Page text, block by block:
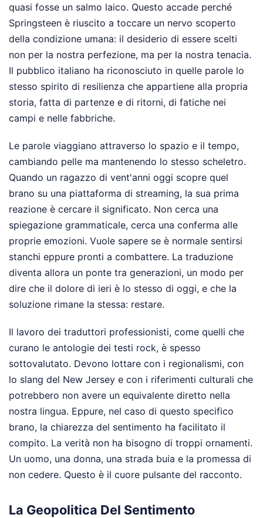
quasi fosse un salmo laico. Questo accade perché
Springsteen è riuscito a toccare un nervo scoperto
della condizione umana: il desiderio di essere scelti
non per la nostra perfezione, ma per la nostra tenacia.
Il pubblico italiano ha riconosciuto in quelle parole lo
stesso spirito di resilienza che appartiene alla propria
storia, fatta di partenze e di ritorni, di fatiche nei
campi e nelle fabbriche.
Le parole viaggiano attraverso lo spazio e il tempo,
cambiando pelle ma mantenendo lo stesso scheletro.
Quando un ragazzo di vent'anni oggi scopre quel
brano su una piattaforma di streaming, la sua prima
reazione è cercare il significato. Non cerca una
spiegazione grammaticale, cerca una conferma alle
proprie emozioni. Vuole sapere se è normale sentirsi
stanchi eppure pronti a combattere. La traduzione
diventa allora un ponte tra generazioni, un modo per
dire che il dolore di ieri è lo stesso di oggi, e che la
soluzione rimane la stessa: restare.
Il lavoro dei traduttori professionisti, come quelli che
curano le antologie dei testi rock, è spesso
sottovalutato. Devono lottare con i regionalismi, con
lo slang del New Jersey e con i riferimenti culturali che
potrebbero non avere un equivalente diretto nella
nostra lingua. Eppure, nel caso di questo specifico
brano, la chiarezza del sentimento ha facilitato il
compito. La verità non ha bisogno di troppi ornamenti.
Un uomo, una donna, una strada buia e la promessa di
non cedere. Questo è il cuore pulsante del racconto.
La Geopolitica Del Sentimento